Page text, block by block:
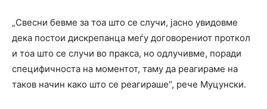
„Свесни бевме за тоа што се случи, јасно увидовме
дека постои дискрепанца меѓу договорениот проткол
и тоа што се случи во пракса, но одлучивме, поради
специфичноста на моментот, таму да реагираме на
таков начин како што се реагираше“, рече Муцунски.